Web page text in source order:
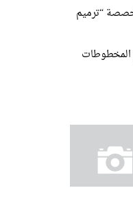
“ترميم
المخطوطات